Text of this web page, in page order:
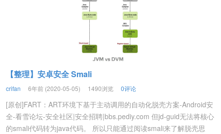
【整理】安卓安全 Smali
crifan 6年前 (2020-05-05) 1490浏览 0评论
[原创]FART：ART环境下基于主动调用的自动化脱壳方案-Android安
全-看雪论坛-安全社区|安全招聘|bbs.pediy.com 但jd-guid无法将核心
的smali代码转为java代码。 所以只能通过阅读smali来了解脱壳思